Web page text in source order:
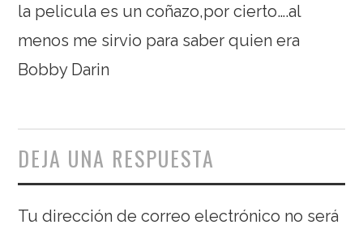
la pelicula es un coñazo,por cierto….al
menos me sirvio para saber quien era
Bobby Darin
DEJA UNA RESPUESTA
Tu dirección de correo electrónico no será